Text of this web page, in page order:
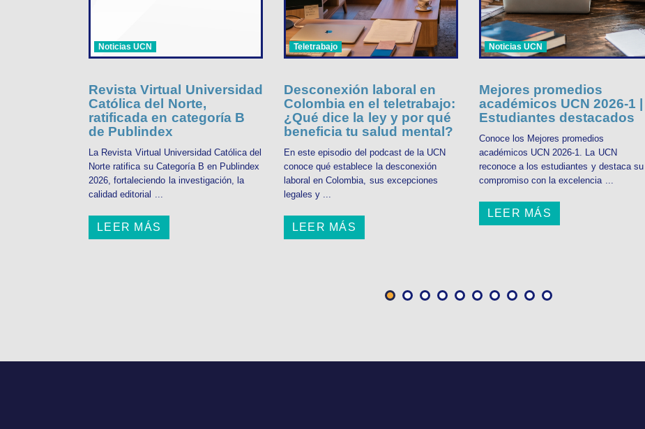
Noticias UCN
Revista Virtual Universidad
Católica del Norte,
ratificada en categoría B
de Publindex
La Revista Virtual Universidad Católica del
Norte ratifica su Categoría B en Publindex
2026, fortaleciendo la investigación, la
calidad editorial ...
LEER MÁS
Teletrabajo
Desconexión laboral en
Colombia en el teletrabajo:
¿Qué dice la ley y por qué
beneficia tu salud mental?
En este episodio del podcast de la UCN
conoce qué establece la desconexión
laboral en Colombia, sus excepciones
legales y ...
LEER MÁS
Noticias UCN
Mejores promedios
académicos UCN 2026-1 |
Estudiantes destacados
Conoce los Mejores promedios
académicos UCN 2026-1. La UCN
reconoce a los estudiantes y destaca su
compromiso con la excelencia ...
LEER MÁS